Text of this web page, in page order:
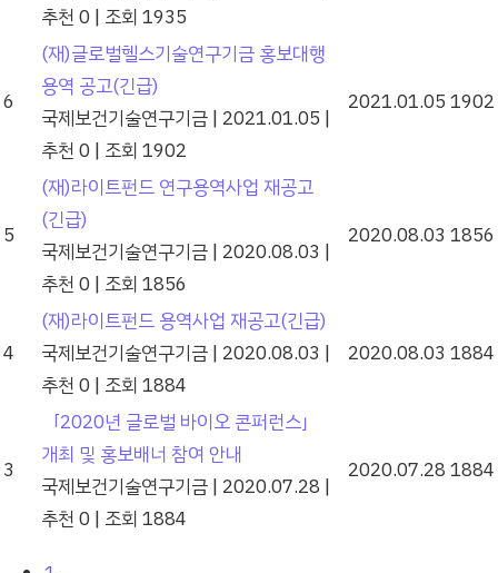
추천 0 | 조회 1935
6
(재)글로벌헬스기술연구기금 홍보대행
용역 공고(긴급)
국제보건기술연구기금 | 2021.01.05 |
추천 0 | 조회 1902
2021.01.05 1902
5
(재)라이트펀드 연구용역사업 재공고
(긴급)
국제보건기술연구기금 | 2020.08.03 |
추천 0 | 조회 1856
2020.08.03 1856
4
(재)라이트펀드 용역사업 재공고(긴급)
국제보건기술연구기금 | 2020.08.03 |
추천 0 | 조회 1884
2020.08.03 1884
3
「2020년 글로벌 바이오 콘퍼런스」
개최 및 홍보배너 참여 안내
국제보건기술연구기금 | 2020.07.28 |
추천 0 | 조회 1884
2020.07.28 1884